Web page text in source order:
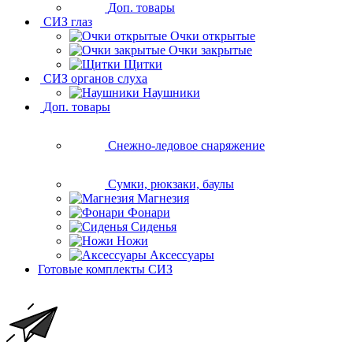
Доп. товары
СИЗ глаз
Очки открытые
Очки закрытые
Щитки
СИЗ органов слуха
Наушники
Доп. товары
Снежно-ледовое снаряжение
Сумки, рюкзаки, баулы
Магнезия
Фонари
Сиденья
Ножи
Аксессуары
Готовые комплекты СИЗ